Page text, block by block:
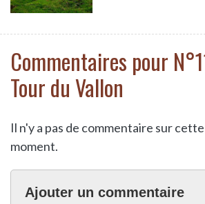
Commentaires pour
Tour du Vallon
Il n'y a pas de commentaire sur
moment.
Ajouter un commentaire